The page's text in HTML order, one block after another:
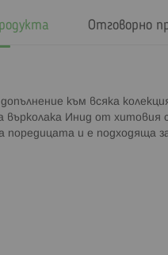
към всяка
върколака Инид от хитовия
поредицата и е подходяща
Отговорно